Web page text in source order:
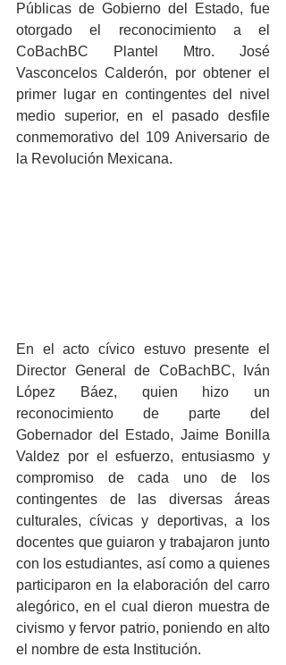
Públicas de Gobierno del Estado, fue
otorgado el reconocimiento a el
CoBachBC Plantel Mtro. José
Vasconcelos Calderón, por obtener el
primer lugar en contingentes del nivel
medio superior, en el pasado desfile
conmemorativo del 109 Aniversario de
la Revolución Mexicana.
En el acto cívico estuvo presente el
Director General de CoBachBC, Iván
López Báez, quien hizo un
reconocimiento de parte del
Gobernador del Estado, Jaime Bonilla
Valdez por el esfuerzo, entusiasmo y
compromiso de cada uno de los
contingentes de las diversas áreas
culturales, cívicas y deportivas, a los
docentes que guiaron y trabajaron junto
con los estudiantes, así como a quienes
participaron en la elaboración del carro
alegórico, en el cual dieron muestra de
civismo y fervor patrio, poniendo en alto
el nombre de esta Institución.